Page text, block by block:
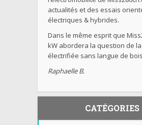
actualités et des essais
électriques & hybrides.
Dans le même esprit que
kW abordera la question de
électrifiée sans langue de
Raphaelle B.
CATÉGORIES